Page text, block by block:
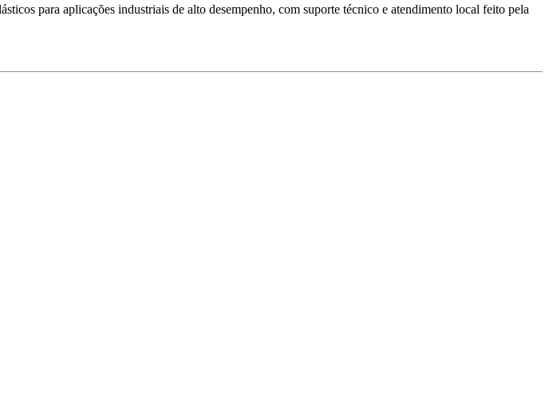
para aplicações industriais de alto desempenho, com suporte técnico e atendimento local feito pela